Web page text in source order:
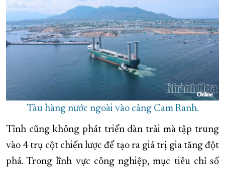
Tàu hàng nước ngoài vào cảng Cam Ranh.
Tỉnh cũng không phát triển dàn trải mà tập trung
vào 4 trụ cột chiến lược để tạo ra giá trị gia tăng đột
phá. Trong lĩnh vực công nghiệp, mục tiêu chỉ số